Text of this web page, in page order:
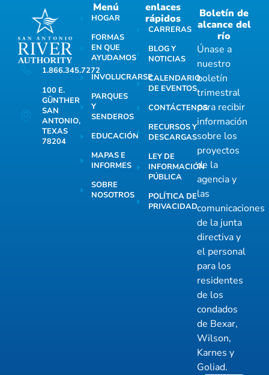
1.866.345.7272
100 E.
GÜNTHER
SAN
ANTONIO,
TEXAS
78204
Menú
HOGAR
FORMAS
EN QUE
AYUDAMOS
INVOLUCRARSE
PARQUES
Y
SENDEROS
EDUCACIÓN
MAPAS E
INFORMES
SOBRE
NOSOTROS
enlaces
rápidos
CARRERAS
BLOG Y
NOTICIAS
CALENDARIO
DE EVENTOS
CONTÁCTENOS
RECURSOS Y
DESCARGAS
LEY DE
INFORMACIÓN
PÚBLICA
POLÍTICA DE
PRIVACIDAD
Boletín de
alcance del
río
Únase a
nuestro
boletín
trimestral
para recibir
información
sobre los
proyectos
de la
agencia y
las
comunicaciones
de la junta
directiva y
el personal
para los
residentes
de los
condados
de Bexar,
Wilson,
Karnes y
Goliad.